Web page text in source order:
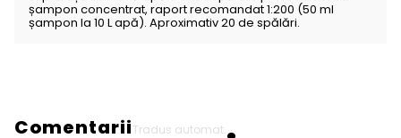
șampon concentrat, raport recomandat 1:200 (50 ml
șampon la 10 L apă). Aproximativ 20 de spălări.
ComentariiTradus automat.